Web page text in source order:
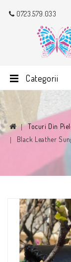
0723.579.033
Categorii
Tocuri Din
Black Leather